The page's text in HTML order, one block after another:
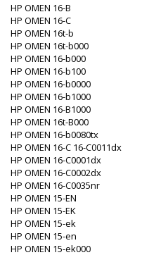
HP OMEN 16-B
HP OMEN 16-C
HP OMEN 16t-b
HP OMEN 16t-b000
HP OMEN 16-b000
HP OMEN 16-b100
HP OMEN 16-b0000
HP OMEN 16-b1000
HP OMEN 16-B1000
HP OMEN 16t-B000
HP OMEN 16-b0080tx
HP OMEN 16-C 16-C0011dx
HP OMEN 16-C0001dx
HP OMEN 16-C0002dx
HP OMEN 16-C0035nr
HP OMEN 15-EN
HP OMEN 15-EK
HP OMEN 15-ek
HP OMEN 15-en
HP OMEN 15-ek000